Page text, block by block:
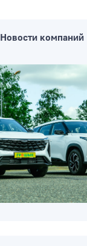
Новости компаний